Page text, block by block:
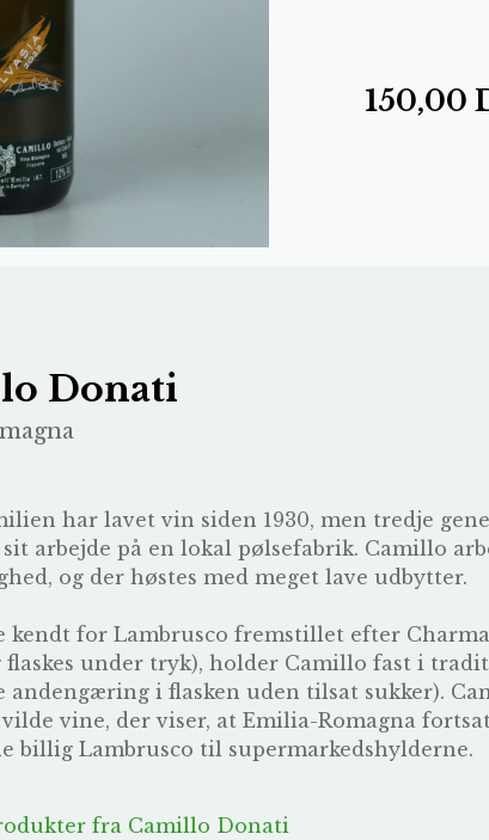
150,00
Donati
har lavet vin siden 1930, men tredje
arbejde på en lokal pølsefabrik. Camillo
og der høstes med meget lave udbytter.
kendt for Lambrusco fremstillet efter
flaskes under tryk), holder Camillo fast i
andengæring i flasken uden tilsat sukker).
vine, der viser, at Emilia-Romagna
billig Lambrusco til supermarkedshylderne.
fra Camillo Donati